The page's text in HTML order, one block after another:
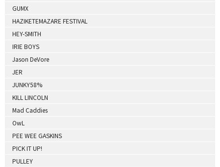
GUMX
HAZIKETEMAZARE FESTIVAL
HEY-SMITH
IRIE BOYS
Jason DeVore
JER
JUNKY58%
KILL LINCOLN
Mad Caddies
OwL
PEE WEE GASKINS
PICK IT UP!
PULLEY